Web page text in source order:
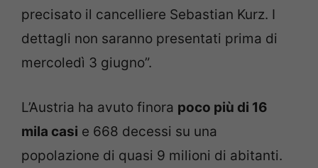
precisato il cancelliere Sebastian Kurz. I
dettagli non saranno presentati prima di
mercoledì 3 giugno”.
L’Austria ha avuto finora poco più di 16
mila casi e 668 decessi su una
popolazione di quasi 9 milioni di abitanti.